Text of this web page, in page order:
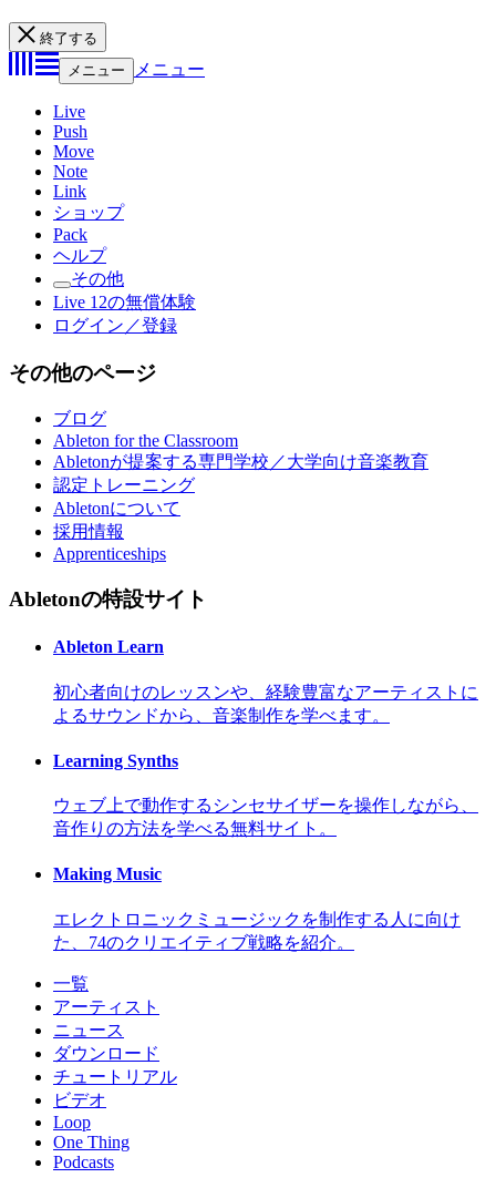
終了する
メニュー
メニュー
Live
Push
Move
Note
Link
ショップ
Pack
ヘルプ
その他
Live 12の無償体験
ログイン／登録
その他のページ
ブログ
Ableton for the Classroom
Abletonが提案する専門学校／大学向け音楽教育
認定トレーニング
Abletonについて
採用情報
Apprenticeships
Abletonの特設サイト
Ableton Learn
初心者向けのレッスンや、経験豊富なアーティストに
よるサウンドから、音楽制作を学べます。
Learning Synths
ウェブ上で動作するシンセサイザーを操作しながら、
音作りの方法を学べる無料サイト。
Making Music
エレクトロニックミュージックを制作する人に向け
た、74のクリエイティブ戦略を紹介。
一覧
アーティスト
ニュース
ダウンロード
チュートリアル
ビデオ
Loop
One Thing
Podcasts